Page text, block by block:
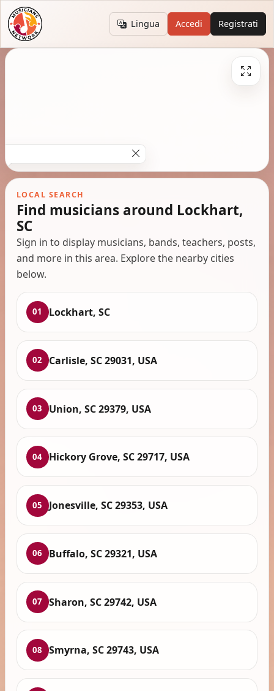
Lingua Accedi Registrati
LOCAL SEARCH
Find musicians around Lockhart,
SC
Sign in to display musicians, bands, teachers, posts,
and more in this area. Explore the nearby cities
below.
01 Lockhart, SC
02 Carlisle, SC 29031, USA
03 Union, SC 29379, USA
04 Hickory Grove, SC 29717, USA
05 Jonesville, SC 29353, USA
06 Buffalo, SC 29321, USA
07 Sharon, SC 29742, USA
08 Smyrna, SC 29743, USA